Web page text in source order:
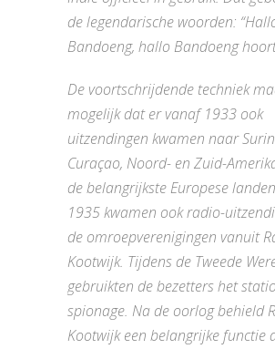
de legendarische woorden:
Bandoeng, hallo Bandoeng
De voortschrijdende techniek
mogelijk dat er vanaf 1933 ook
uitzendingen kwamen naar
Curaçao, Noord- en Zuid-
de belangrijkste Europese
1935 kwamen ook radio-
de omroepverenigingen vanuit
Kootwijk. Tijdens de Tweede
gebruikten de bezetters het
spionage. Na de oorlog behield
Kootwijk een belangrijke functie